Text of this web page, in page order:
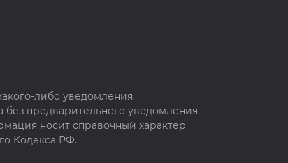
либо уведомления.
предварительного уведомления.
носит справочный характер
Кодекса РФ.